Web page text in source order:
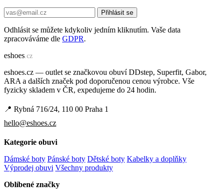
Přihlásit se
Odhlásit se můžete kdykoliv jedním kliknutím. Vaše data
zpracováváme dle GDPR.
eshoes.cz
eshoes.cz — outlet se značkovou obuví DDstep, Superfit, Gabor,
ARA a dalších značek pod doporučenou cenou výrobce. Vše
fyzicky skladem v ČR, expedujeme do 24 hodin.
📍 Rybná 716/24, 110 00 Praha 1
hello@eshoes.cz
Kategorie obuvi
Dámské boty Pánské boty Dětské boty Kabelky a doplňky
Výprodej obuvi Všechny produkty
Oblíbené značky